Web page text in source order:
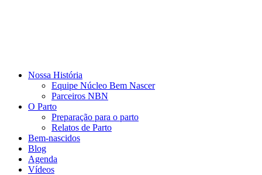
Nossa História
Equipe Núcleo Bem Nascer
Parceiros NBN
O Parto
Preparação para o parto
Relatos de Parto
Bem-nascidos
Blog
Agenda
Vídeos